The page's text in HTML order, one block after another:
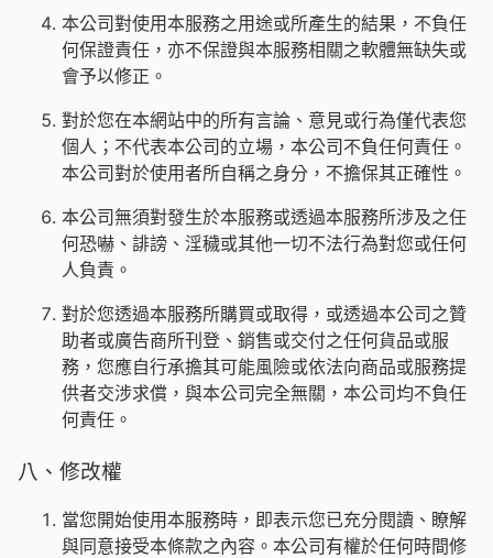
本公司對使用本服務之用途或所產生的結果，不負任
何保證責任，亦不保證與本服務相關之軟體無缺失或
會予以修正。
對於您在本網站中的所有言論、意見或行為僅代表您
個人；不代表本公司的立場，本公司不負任何責任。
本公司對於使用者所自稱之身分，不擔保其正確性。
本公司無須對發生於本服務或透過本服務所涉及之任
何恐嚇、誹謗、淫穢或其他一切不法行為對您或任何
人負責。
對於您透過本服務所購買或取得，或透過本公司之贊
助者或廣告商所刊登、銷售或交付之任何貨品或服
務，您應自行承擔其可能風險或依法向商品或服務提
供者交涉求償，與本公司完全無關，本公司均不負任
何責任。
八、修改權
當您開始使用本服務時，即表示您已充分閱讀、瞭解
與同意接受本條款之內容。本公司有權於任何時間修